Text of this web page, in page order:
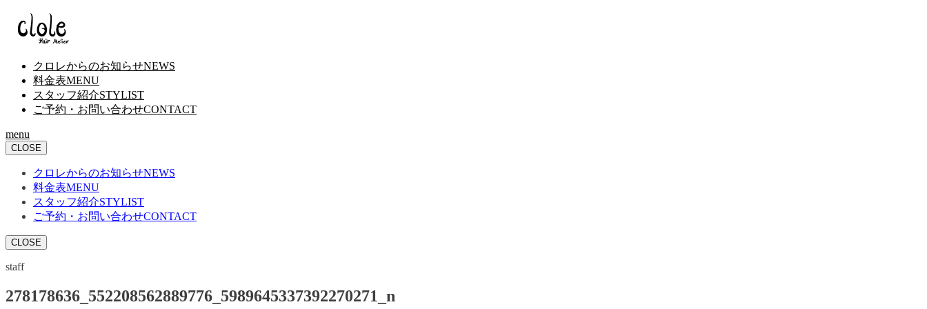
クロレからのお知らせNEWS
料金表MENU
スタッフ紹介STYLIST
ご予約・お問い合わせCONTACT
menu
CLOSE
クロレからのお知らせNEWS
料金表MENU
スタッフ紹介STYLIST
ご予約・お問い合わせCONTACT
CLOSE
staff
278178636_552208562889776_5989645337392270271_n